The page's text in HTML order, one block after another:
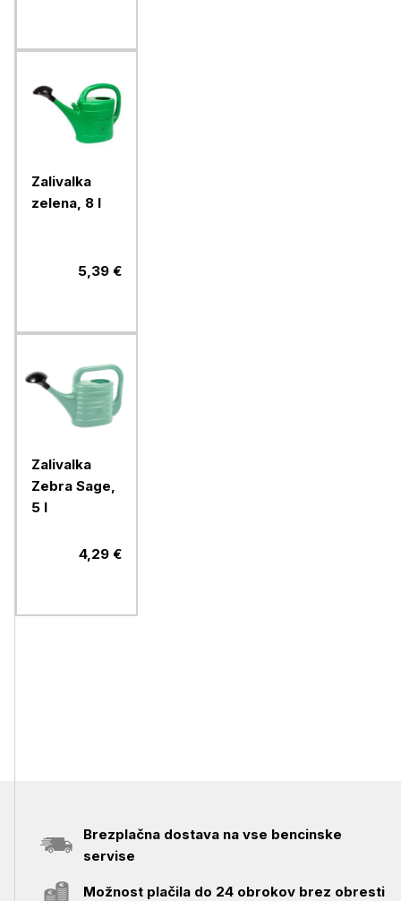
Zalivalka
zelena, 8 l
5,39 €
Zalivalka
Zebra Sage,
5 l
4,29 €
Brezplačna dostava na vse bencinske
servise
Možnost plačila do 24 obrokov brez obresti